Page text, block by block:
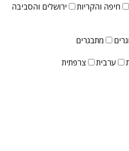
חיפה והקריות ירושלים והסביבה
מתבגרים
ערבית צרפתית